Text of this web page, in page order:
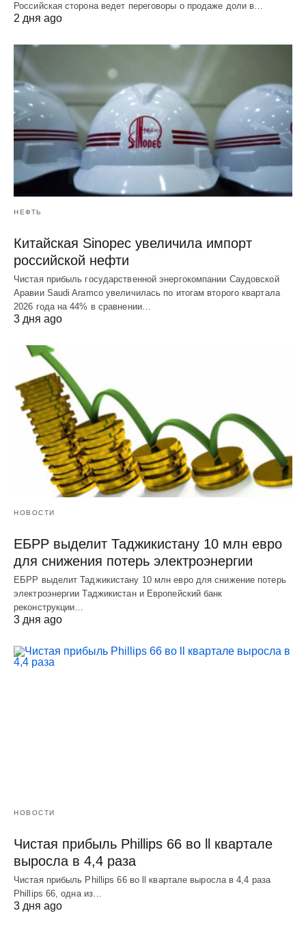
Российская сторона ведет переговоры о продаже доли в…
2 дня ago
НЕФТЬ
Китайская Sinopec увеличила импорт
российской нефти
Чистая прибыль государственной энергокомпании Саудовской
Аравии Saudi Aramco увеличилась по итогам второго квартала
2026 года на 44% в сравнении…
3 дня ago
НОВОСТИ
ЕБРР выделит Таджикистану 10 млн евро
для снижения потерь электроэнергии
ЕБРР выделит Таджикистану 10 млн евро для снижение потерь
электроэнергии Таджикистан и Европейский банк
реконструкции…
3 дня ago
НОВОСТИ
Чистая прибыль Phillips 66 во ll квартале
выросла в 4,4 раза
Чистая прибыль Phillips 66 во ll квартале выросла в 4,4 раза
Phillips 66, одна из…
3 дня ago